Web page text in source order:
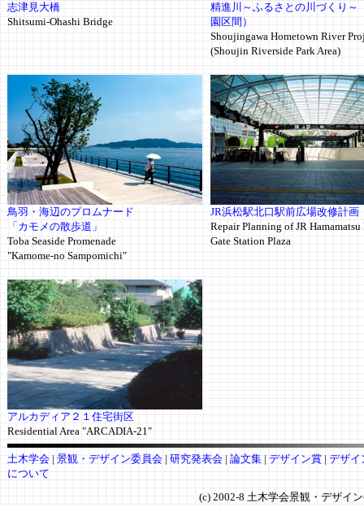
志津見大橋
Shitsumi-Ohashi Bridge
精進川～ふるさとの川づくり～
園区間）
Shoujingawa Hometown River
(Shoujin Riverside Park Area)
鳥羽・海辺のプロムナード
「カモメの散歩道」
Toba Seaside Promenade
"Kamome-no Sampomichi"
JR浜松駅北口駅前広場改修計画
Repair Planning of JR Hamamatsu
Gate Station Plaza
アルカディア２１住宅街区
Residential Area "ARCADIA-21"
土木学会 | 景観・デザイン委員会 | 研究発表会 | 論文集 | デザイン賞 | デザイ
について
(c) 2002-8 土木学会景観・デザイ